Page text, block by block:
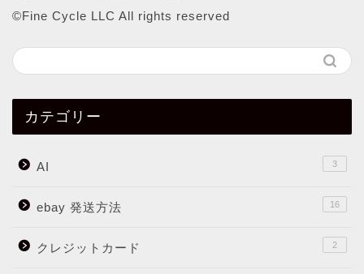
©︎Fine Cycle LLC All rights reserved
カテゴリー
AI 3
ebay 発送方法 16
クレジットカード 2